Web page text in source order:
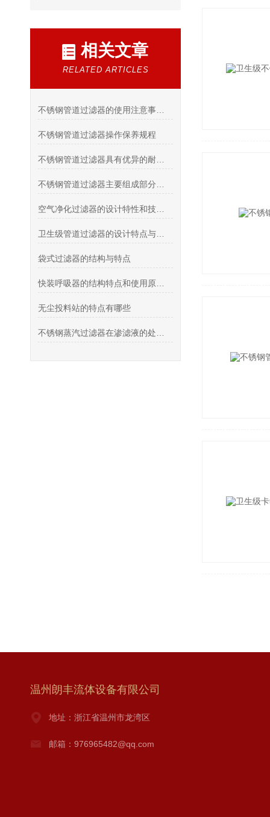
相关文章
RELATED ARTICLES
不锈钢管道过滤器操作保养规程
袋式过滤器的结构与特点
无尘投料站的特点有哪些
温州朗丰流体设备有限公司
地址：浙江省温州市龙湾区
邮箱：976965482@qq.com